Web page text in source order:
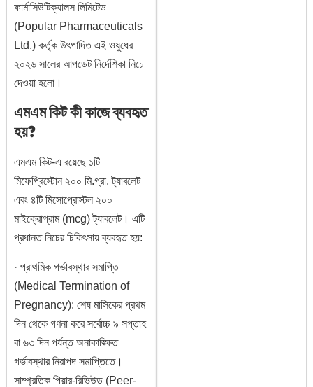
ফার্মাসিউটিক্যালস লিমিটেড
(Popular Pharmaceuticals
Ltd.) কর্তৃক উৎপাদিত এই ওষুধের
২০২৬ সালের আপডেট নির্দেশিকা নিচে
দেওয়া হলো।
এমএম কিট কী কাজে ব্যবহৃত
হয়?
এমএম কিট-এ রয়েছে ১টি
মিফেপ্রিস্টোন ২০০ মি.গ্রা. ট্যাবলেট
এবং ৪টি মিসোপ্রোস্টল ২০০
মাইক্রোগ্রাম (mcg) ট্যাবলেট। এটি
প্রধানত নিচের চিকিৎসায় ব্যবহৃত হয়:
· প্রাথমিক গর্ভাবস্থার সমাপ্তি
(Medical Termination of
Pregnancy): শেষ মাসিকের প্রথম
দিন থেকে গণনা করে সর্বোচ্চ ৯ সপ্তাহ
বা ৬৩ দিন পর্যন্ত অনাকাঙ্ক্ষিত
গর্ভাবস্থার নিরাপদ সমাপ্তিতে।
সাম্প্রতিক পিয়ার-রিভিউড (Peer-